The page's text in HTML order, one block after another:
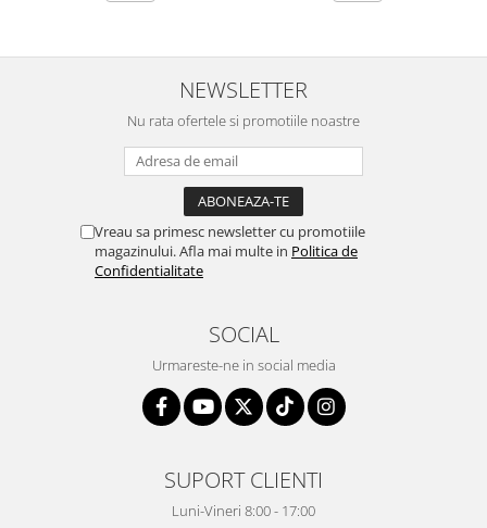
NEWSLETTER
Nu rata ofertele si promotiile noastre
Vreau sa primesc newsletter cu promotiile
magazinului. Afla mai multe in Politica de
Confidentialitate
SOCIAL
Urmareste-ne in social media
SUPORT CLIENTI
Luni-Vineri 8:00 - 17:00